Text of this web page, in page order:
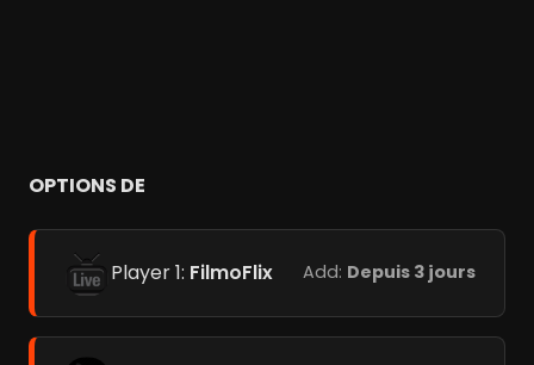
OPTIONS DE
Player 1: FilmoFlix Add: Depuis 3 jours